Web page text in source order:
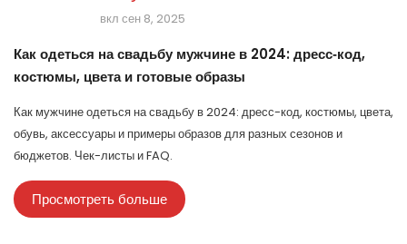
вкл сен 8, 2025
Как одеться на свадьбу мужчине в 2024: дресс‑код,
костюмы, цвета и готовые образы
Как мужчине одеться на свадьбу в 2024: дресс-код, костюмы, цвета,
обувь, аксессуары и примеры образов для разных сезонов и
бюджетов. Чек-листы и FAQ.
Просмотреть больше